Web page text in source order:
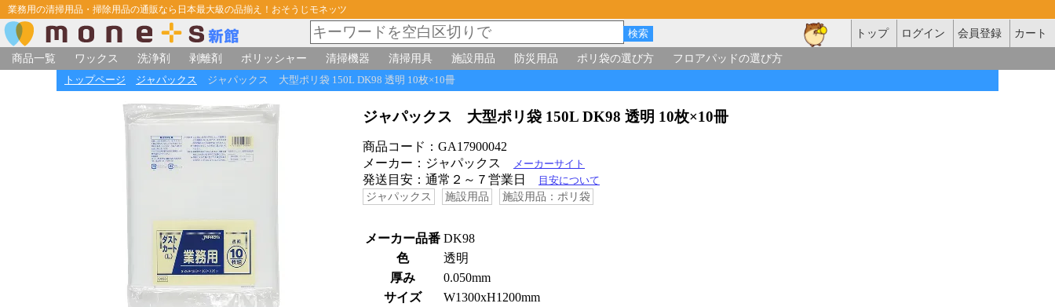
業務用の清掃用品・掃除用品の通販なら日本最大級の品揃え！おそうじモネッツ
トップ ログイン 会員登録
カート
商品一覧
ワックス 洗浄剤 剥離剤 ポリッシャー 清掃機器 清掃用具 施設用品 防災用品 ポリ袋の選び方 フロアパッドの選び方
トップページ ジャパックス ジャパックス 大型ポリ袋 150L DK98 透明 10枚×10冊
ジャパックス 大型ポリ袋 150L DK98 透明 10枚×10冊
商品コード：GA17900042
メーカー：ジャパックス
メーカーサイト
発送目安：通常２～７営業日 目安について
ジャパックス 施設用品 施設用品：ポリ袋
メーカー品番 DK98
色
透明
厚み
0.050mm
サイズ
W1300xH1200mm